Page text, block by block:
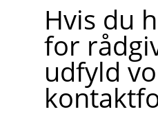
Hvis du
for
udfyld